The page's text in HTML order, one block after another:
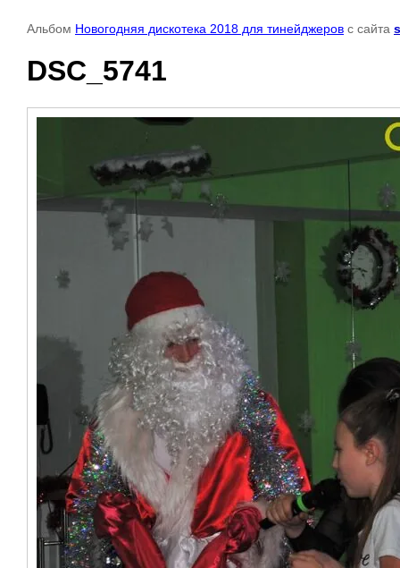
Альбом Новогодняя дискотека 2018 для тинейджеров с сайта
DSC_5741